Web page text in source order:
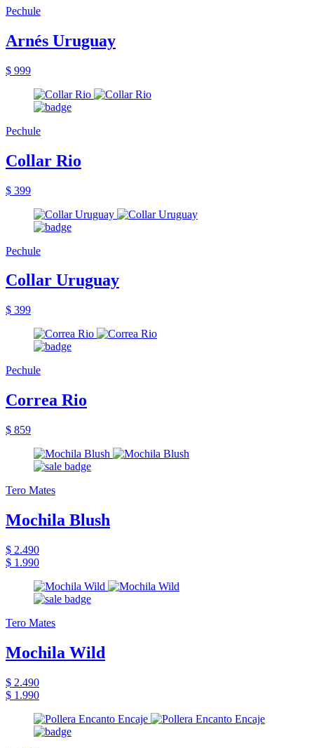
Pechule
Arnés Uruguay
$ 999
Pechule
Collar Rio
$ 399
Pechule
Collar Uruguay
$ 399
Pechule
Correa Rio
$ 859
Tero Mates
Mochila Blush
$ 2.490
$ 1.990
Tero Mates
Mochila Wild
$ 2.490
$ 1.990